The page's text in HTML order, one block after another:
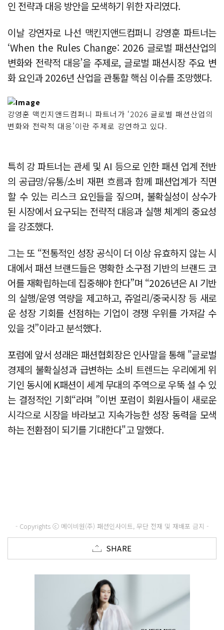
인 전략과 대응 방안을 모색하기 위한 자리였다.
이날 강연자로 나선 맥킨지앤드컴퍼니 강영훈 파트너는
‘When the Rules Change: 2026 글로벌 패션산업의
변화와 전략적 대응’을 주제로, 글로벌 패션시장 주요 변
화 요인과 2026년 산업을 관통할 핵심 이슈를 조망했다.
강영훈 맥킨지앤드컴퍼니 파트너가 ‘2026 글로벌 패션산업의
변화와 전략적 대응’이란 주제로 강연하고 있다.
특히 강 파트너는 관세 및 AI 등으로 인한 패션 업계 전반
의 공급망/유통/소비 재편 흐름과 함께 패션업계가 직면
할 수 있는 리스크 요인들을 짚으며, 불확실성이 상수가
된 시장에서 요구되는 전략적 대응과 실행 체계의 중요성
을 강조했다.
그는 또 “전통적인 성장 공식이 더 이상 유효하지 않는 시
대에서 패션 브랜드들은 명확한 소구점 기반의 브랜드 코
어를 재확립하는데 집중해야 한다”며 “2026년은 AI 기반
의 실행/운영 역량을 제고하고, 쥬얼리/중국시장 등 새로
운 성장 기회를 선점하는 기업이 경쟁 우위를 가져갈 수
있을 것”이라고 분석했다.
포럼에 앞서 성래은 패션협회장은 인사말을 통해 "글로벌
경제의 불확실성과 급변하는 소비 트렌드는 우리에게 위
기인 동시에 K패션이 세계 무대의 주역으로 우뚝 설 수 있
는 결정적인 기회“라며 ”이번 포럼이 회원사들이 새로운
시각으로 시장을 바라보고 지속가능한 성장 동력을 모색
하는 전환점이 되기를 기대한다"고 말했다.
- Copyrights ⓒ 메이비원(주) 패션인사이트, 무단 전재 및 재배포 금지 -
SHARE